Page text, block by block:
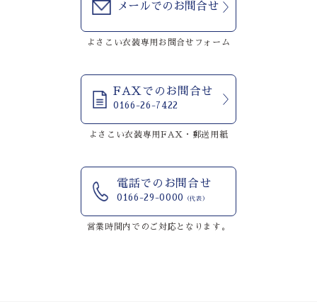
メールでのお問合せ
よさこい衣装専用お問合せフォーム
FAXでのお問合せ
0166-26-7422
よさこい衣装専用FAX・郵送用紙
電話でのお問合せ
0166-29-0000 （代表）
営業時間内でのご対応となります。